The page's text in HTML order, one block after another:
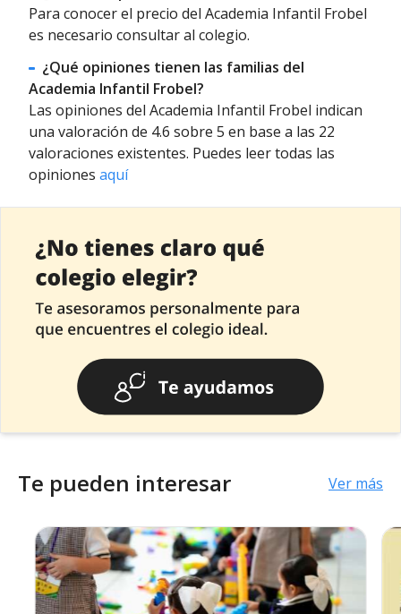
Para conocer el precio del Academia Infantil Frobel
es necesario consultar al colegio.
¿Qué opiniones tienen las familias del
Academia Infantil Frobel?
Las opiniones del Academia Infantil Frobel indican
una valoración de 4.6 sobre 5 en base a las 22
valoraciones existentes. Puedes leer todas las
opiniones aquí
Te pueden interesar Ver más